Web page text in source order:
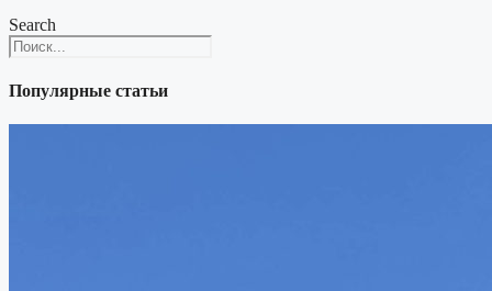
Search
Популярные статьи